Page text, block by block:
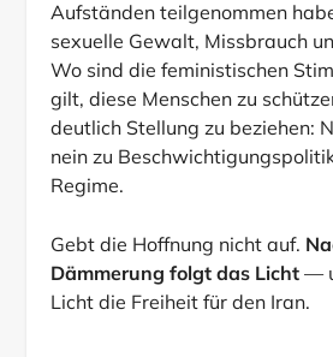
Aufständen teilgenommen
sexuelle Gewalt, Missbrauch
Wo sind die feministischen
gilt, diese Menschen zu
deutlich Stellung zu beziehen:
nein zu
Regime.
Gebt die Hoffnung nicht auf.
Dämmerung folgt das Licht —
Licht die Freiheit für den Iran.